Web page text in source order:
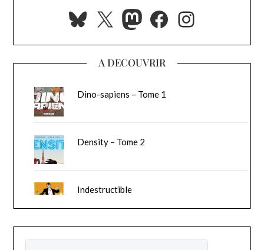
Bluesky
X Mastodon
Facebook
A DECOUVRIR
Dino-sapiens – Tome 1
Density – Tome 2
Indestructible